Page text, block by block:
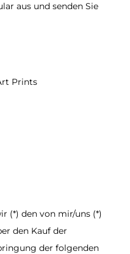
aus und senden Sie
Prints
(*) den von mir/uns (*)
den Kauf der
der folgenden